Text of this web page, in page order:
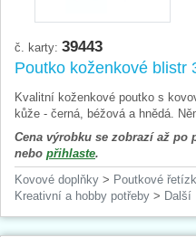
č. karty: 39443
Poutko koženkové blistr
Kvalitní koženkové poutko s
kůže - černá, béžová a hnědá.
Cena výrobku se zobrazí až po
nebo přihlaste.
Kovové doplňky > Poutkové
Kreativní a hobby potřeby > Další